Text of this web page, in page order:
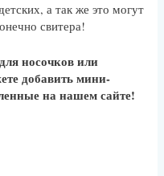
а так же это могут
свитера!
носочков или
добавить мини-
на нашем сайте!